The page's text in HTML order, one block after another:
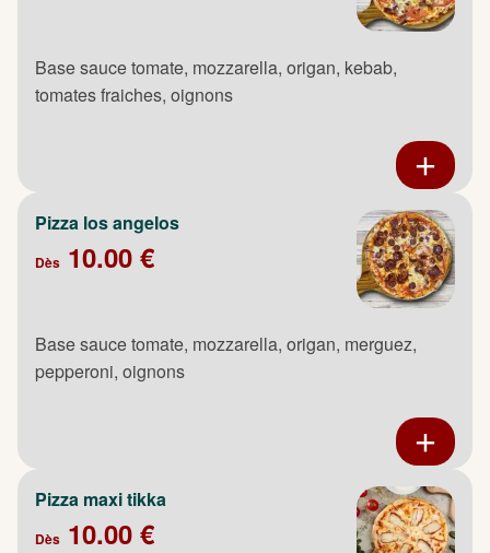
Base sauce tomate, mozzarella, origan, kebab,
tomates fraiches, oignons
Pizza los angelos
Dès 10.00 €
Base sauce tomate, mozzarella, origan, merguez,
pepperoni, oignons
Pizza maxi tikka
Dès 10.00 €